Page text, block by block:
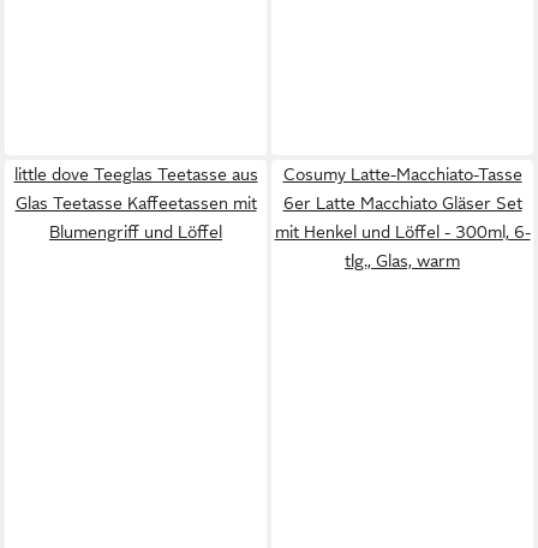
little dove Teeglas Teetasse aus
Glas Teetasse Kaffeetassen mit
Blumengriff und Löffel
Cosumy Latte-Macchiato-Tasse
6er Latte Macchiato Gläser Set
mit Henkel und Löffel - 300ml, 6-
tlg., Glas, warm